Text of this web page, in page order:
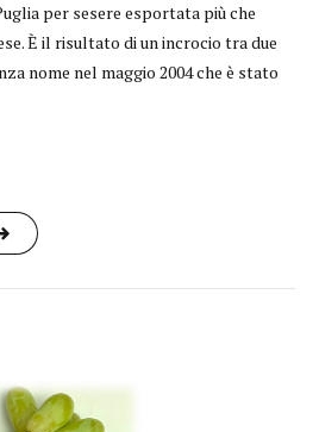
per sesere esportata più che
È il risultato di un incrocio tra due
nome nel maggio 2004 che è stato